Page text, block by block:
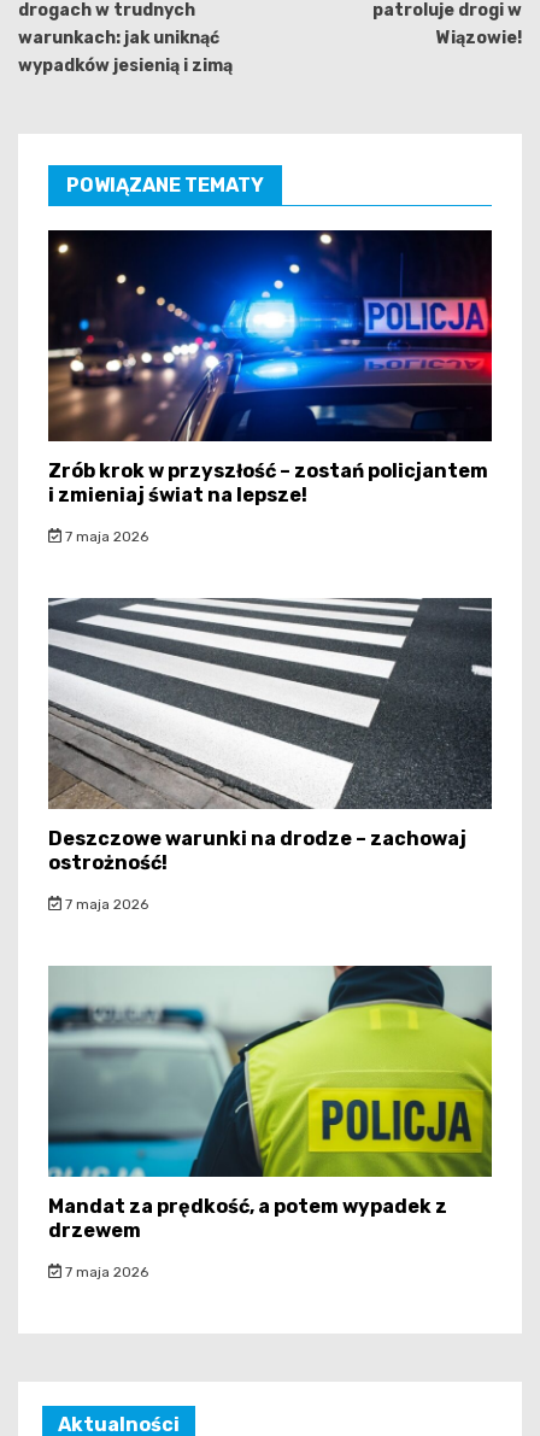
drogach w trudnych
warunkach: jak uniknąć
wypadków jesienią i zimą
patroluje drogi w
Wiązowie!
POWIĄZANE TEMATY
Zrób krok w przyszłość – zostań policjantem
i zmieniaj świat na lepsze!
7 maja 2026
Deszczowe warunki na drodze – zachowaj
ostrożność!
7 maja 2026
Mandat za prędkość, a potem wypadek z
drzewem
7 maja 2026
Aktualności